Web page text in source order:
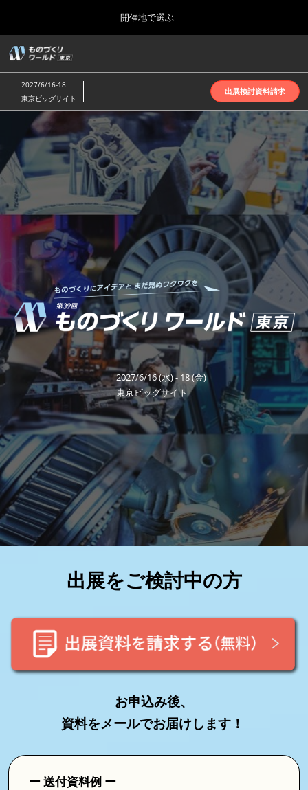
プ
し
進
to
close
the
開催地で選ぶ
名古屋展(4月)
2027年04月07日
ポートメッセなごや | Port Messe Nagoya
東京展(6月)
2027年06月16日
東京ビッグサイト | Tokyo Big Sight
大阪展(10月)
2026年10月07日
インテックス大阪 | INTEX Osaka
福岡展(12月)
2026年12月02日
マリンメッセ福岡｜MARIN MESSE Fukuoka
ー
ナ
ビ
ー
シ
ョ
ン
を
た
た
む
2027/6/16-18
東京ビッグサイト
出展検討資料請求
も
の
づ
く
り
ワ
ー
ル
ド
東
2027
2027/6/16 (水) - 18 (金)
東京ビッグサイト
出展をご検討中の方
お申込み後、
資料をメールでお届けします！
ー 送付資料例 ー